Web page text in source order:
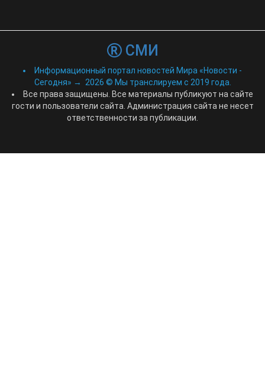
СМИ
Информационный портал новостей Мира «Новости -
Сегодня» → 2026 © Мы транслируем с 2019 года.
Все права защищены. Все материалы публикуют на сайте
гости и пользователи сайта. Администрация сайта не несет
ответственности за публикации.